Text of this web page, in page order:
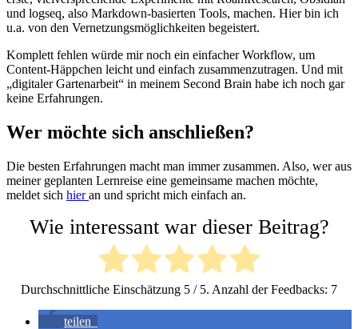
und logseq, also Markdown-basierten Tools, machen. Hier bin ich
u.a. von den Vernetzungsmöglichkeiten begeistert.
Komplett fehlen würde mir noch ein einfacher Workflow, um
Content-Häppchen leicht und einfach zusammenzutragen. Und mit
„digitaler Gartenarbeit“ in meinem Second Brain habe ich noch gar
keine Erfahrungen.
Wer möchte sich anschließen?
Die besten Erfahrungen macht man immer zusammen. Also, wer aus
meiner geplanten Lernreise eine gemeinsame machen möchte,
meldet sich hieran und spricht mich einfach an.
Wie interessant war dieser Beitrag?
Durchschnittliche Einschätzung 5 / 5. Anzahl der Feedbacks: 7
teilen